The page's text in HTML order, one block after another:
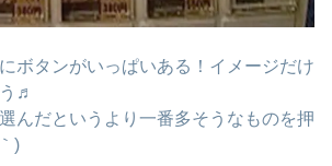
ボタンがいっぱいある！イメージだけ
♬
んだというより一番多そうなものを押
)